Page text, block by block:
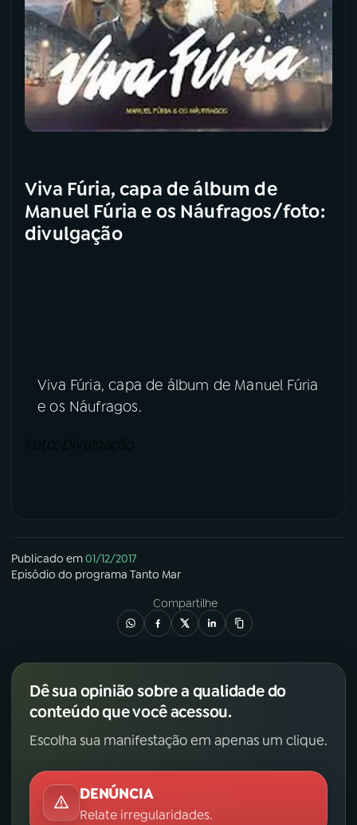
Viva Fúria, capa de álbum de
Manuel Fúria e os Náufragos/foto:
divulgação
Viva Fúria, capa de álbum de Manuel Fúria
e os Náufragos.
Foto: Divulgação
Publicado em01/12/2017
Episódio do programa Tanto Mar
Compartilhe
Dê sua opinião sobre a qualidade do
conteúdo que você acessou.
Escolha sua manifestação em apenas um clique.
DENÚNCIA
Relate irregularidades.